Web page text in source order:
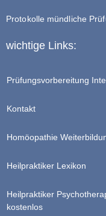
Protokolle mündliche
wichtige Links:
Prüfungsvorbereitung
Kontakt
Homöopathie
Heilpraktiker Lexikon
Heilpraktiker
kostenlos